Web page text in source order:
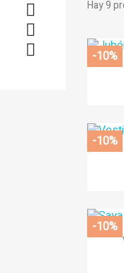



Hay 9
-10%
-10%
-10%